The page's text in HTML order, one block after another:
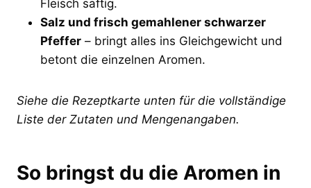
Fleisch saftig.
Salz und frisch gemahlener schwarzer
Pfeffer – bringt alles ins Gleichgewicht und
betont die einzelnen Aromen.
Siehe die Rezeptkarte unten für die vollständige
Liste der Zutaten und Mengenangaben.
So bringst du die Aromen in